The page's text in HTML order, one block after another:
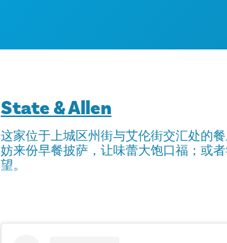
State & Allen
这家位于上城区州街与艾伦街交汇处的
妨来份早餐披萨，让味蕾大饱口福；或
望。